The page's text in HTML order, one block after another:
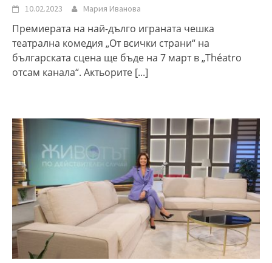
10.02.2023 Мария Иванова
Премиерата на най-дълго играната чешка
театрална комедия „От всички страни“ на
българската сцена ще бъде на 7 март в „Théatro
отсам канала“. Актьорите [...]